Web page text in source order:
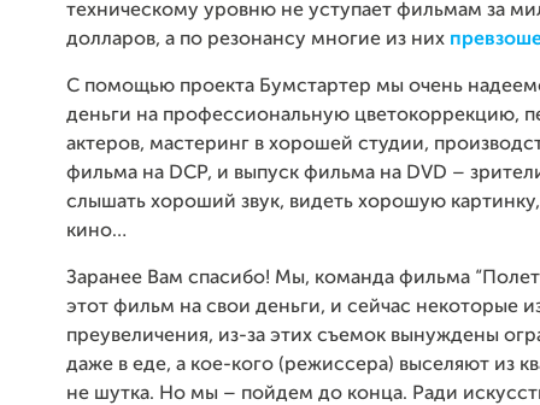
техническому уровню не уступает фильмам за
долларов, а по резонансу многие из них
С помощью проекта Бумстартер мы очень
деньги на профессиональную цветокоррекцию,
актеров, мастеринг в хорошей студии,
фильма на DCP, и выпуск фильма на DVD –
слышать хороший звук, видеть хорошую
кино…
Заранее Вам спасибо! Мы, команда фильма
этот фильм на свои деньги, и сейчас некоторые
преувеличения, из-за этих съемок вынуждены
даже в еде, а кое-кого (режиссера) выселяют из
не шутка. Но мы – пойдем до конца. Ради